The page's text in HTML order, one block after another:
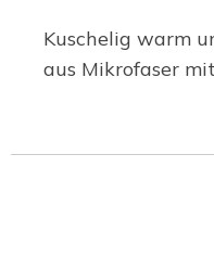
Kuschelig warm
aus Mikrofaser